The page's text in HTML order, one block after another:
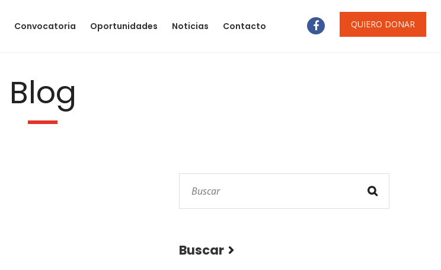
Convocatoria Oportunidades Noticias Contacto QUIERO DONAR
Blog
Buscar